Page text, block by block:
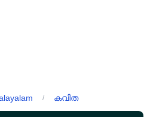
/ കവിത